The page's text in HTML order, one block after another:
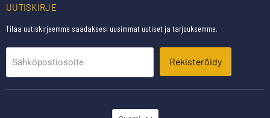
UUTISKIRJE
Tilaa uutiskirjeemme saadaksesi uusimmat uutiset ja tarjouksemme.
Sähköpostiosoite Rekisteröidy